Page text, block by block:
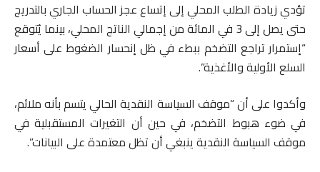
تؤدي زيادة الطلب المحلي إلى إتساع عجز الحساب الجاري بالتدريج
حتى يصل إلى 3 في المائة من إجمالي الناتج المحلي، بينما يُتوقع
“إستمرار تراجع التضخم ببطء في ظل إنحسار الضغوط على أسعار
السلع الأولية والأغذية”.
وأكدوا على أن “موقف السياسة النقدية الحالي يتسم بأنه ملائم،
في ضوء هبوط التضخم، في حين أن التغيرات المستقبلية في
موقف السياسة النقدية ينبغي أن تظل معتمدة على البيانات”.